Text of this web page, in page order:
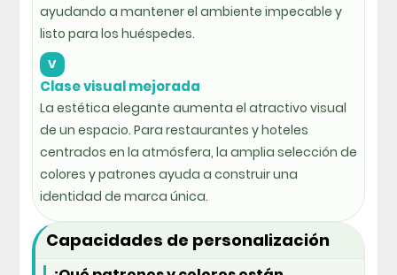
ayudando a mantener el ambiente impecable y
listo para los huéspedes.
V
Clase visual mejorada
La estética elegante aumenta el atractivo visual
de un espacio. Para restaurantes y hoteles
centrados en la atmósfera, la amplia selección de
colores y patrones ayuda a construir una
identidad de marca única.
Capacidades de personalización